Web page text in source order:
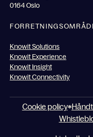
0164 Oslo
Knowit Solutions
Knowit Experience
Knowit Insight
Knowit Connectivity
Cookie policy